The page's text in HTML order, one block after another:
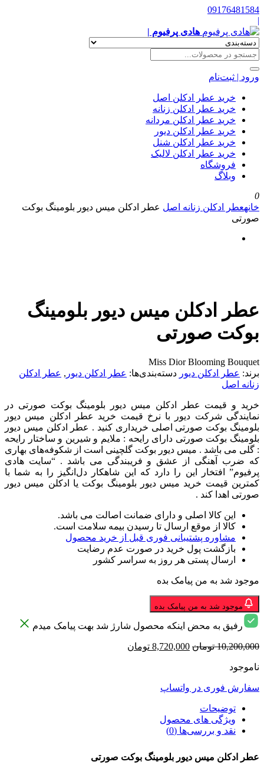
09176481584
|
هادی پرفیوم |
ورود | ثبت‌نام
خرید عطر ادکلن اصل
خرید عطر ادکلن زنانه
خرید عطر ادکلن مردانه
خرید عطر ادکلن دیور
خرید عطر ادکلن شنل
خرید عطر ادکلن لالیک
فروشگاه
وبلاگ
0
خانهعطر ادکلن زنانه اصل عطر ادکلن میس دیور بلومینگ بوکت
صورتی
عطر ادکلن میس دیور بلومینگ
بوکت صورتی
Miss Dior Blooming Bouquet
برند: عطر ادکلن دیور دسته‌بندی‌ها: عطر ادکلن دیور , عطر ادکلن
زنانه اصل
خرید و قیمت عطر ادکلن میس دیور بلومینگ بوکت صورتی در
نمایندگی شرکت دیور با نرخ قیمت خرید عطر ادکلن میس دیور
بلومینگ بوکت صورتی اصلی خریداری کنید . عطر ادکلن میس دیور
بلومینگ بوکت صورتی دارای رایحه : ملایم و شیرین و ساختار رایحه
: گلی می باشد . میس دیور بوکت گلچینی است از شکوفه‌های بهاری
که ضرب آهنگی از عشق و فریبندگی می باشد . “سایت هادی
پرفیوم” افتخار این را دارد که این شاهکار دل‌انگیز را به شما با
کمترین قیمت خرید میس دیور بلومینگ بوکت یا ادکلن میس دیور
صورتی اهدا کند .
این کالا اصلی و دارای ضمانت اصالت می باشد.
کالا از موقع ارسال تا رسیدن بیمه سلامت است.
مشاوره پشتیبانی فوری قبل از خرید محصول
بازگشت پول خرید در صورت عدم رضایت
ارسال پستی هر روز به سراسر کشور
موجود شد به من پیامک بده
موجود شد به من پیامک بده
رفیق به محض اینکه محصول شارژ شد بهت پیامک میدم
10,200,000 تومان قیمت
8,720,000 تومان
ناموجود
سفارش فوری در واتساپ
توضیحات
ویژگی های محصول
نقد و بررسی‌ها (0)
عطر ادکلن میس دیور بلومینگ بوکت صورتی